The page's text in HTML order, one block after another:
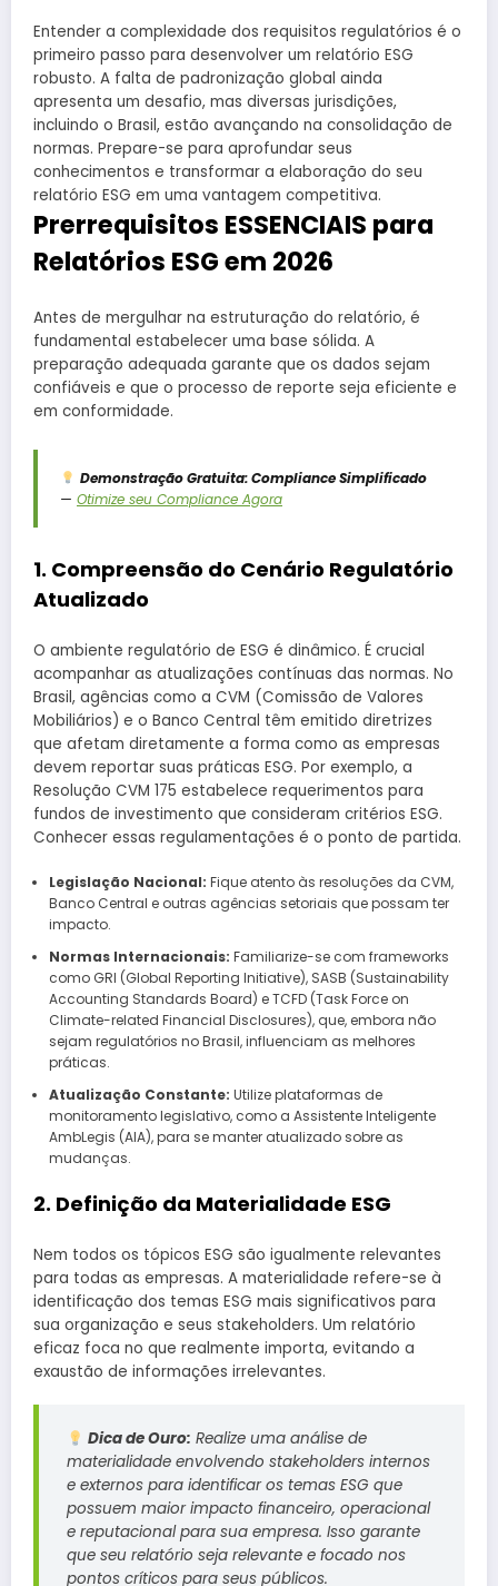
Entender a complexidade dos requisitos regulatórios é o
primeiro passo para desenvolver um relatório ESG
robusto. A falta de padronização global ainda
apresenta um desafio, mas diversas jurisdições,
incluindo o Brasil, estão avançando na consolidação de
normas. Prepare-se para aprofundar seus
conhecimentos e transformar a elaboração do seu
relatório ESG em uma vantagem competitiva.
Prerrequisitos ESSENCIAIS para
Relatórios ESG em 2026
Antes de mergulhar na estruturação do relatório, é
fundamental estabelecer uma base sólida. A
preparação adequada garante que os dados sejam
confiáveis e que o processo de reporte seja eficiente e
em conformidade.
Demonstração Gratuita: Compliance Simplificado
— Otimize seu Compliance Agora
1. Compreensão do Cenário Regulatório
Atualizado
O ambiente regulatório de ESG é dinâmico. É crucial
acompanhar as atualizações contínuas das normas. No
Brasil, agências como a CVM (Comissão de Valores
Mobiliários) e o Banco Central têm emitido diretrizes
que afetam diretamente a forma como as empresas
devem reportar suas práticas ESG. Por exemplo, a
Resolução CVM 175 estabelece requerimentos para
fundos de investimento que consideram critérios ESG.
Conhecer essas regulamentações é o ponto de partida.
Legislação Nacional: Fique atento às resoluções da CVM,
Banco Central e outras agências setoriais que possam ter
impacto.
Normas Internacionais: Familiarize-se com frameworks
como GRI (Global Reporting Initiative), SASB (Sustainability
Accounting Standards Board) e TCFD (Task Force on
Climate-related Financial Disclosures), que, embora não
sejam regulatórios no Brasil, influenciam as melhores
práticas.
Atualização Constante: Utilize plataformas de
monitoramento legislativo, como a Assistente Inteligente
AmbLegis (AIA), para se manter atualizado sobre as
mudanças.
2. Definição da Materialidade ESG
Nem todos os tópicos ESG são igualmente relevantes
para todas as empresas. A materialidade refere-se à
identificação dos temas ESG mais significativos para
sua organização e seus stakeholders. Um relatório
eficaz foca no que realmente importa, evitando a
exaustão de informações irrelevantes.
Dica de Ouro: Realize uma análise de
materialidade envolvendo stakeholders internos
e externos para identificar os temas ESG que
possuem maior impacto financeiro, operacional
e reputacional para sua empresa. Isso garante
que seu relatório seja relevante e focado nos
pontos críticos para seus públicos.